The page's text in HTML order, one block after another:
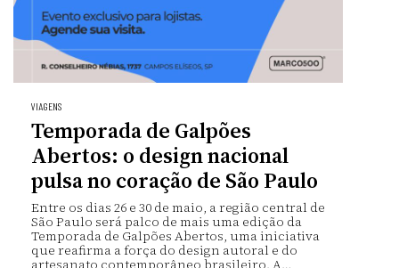
VIAGENS
Temporada de Galpões
Abertos: o design nacional
pulsa no coração de São Paulo
Entre os dias 26 e 30 de maio, a região central de
São Paulo será palco de mais uma edição da
Temporada de Galpões Abertos, uma iniciativa
que reafirma a força do design autoral e do